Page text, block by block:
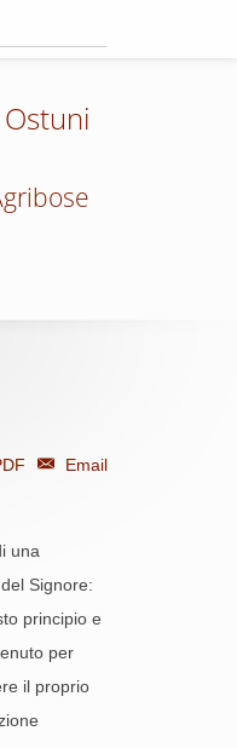
Ostuni
Email
una
Signore:
principio e
per
il proprio